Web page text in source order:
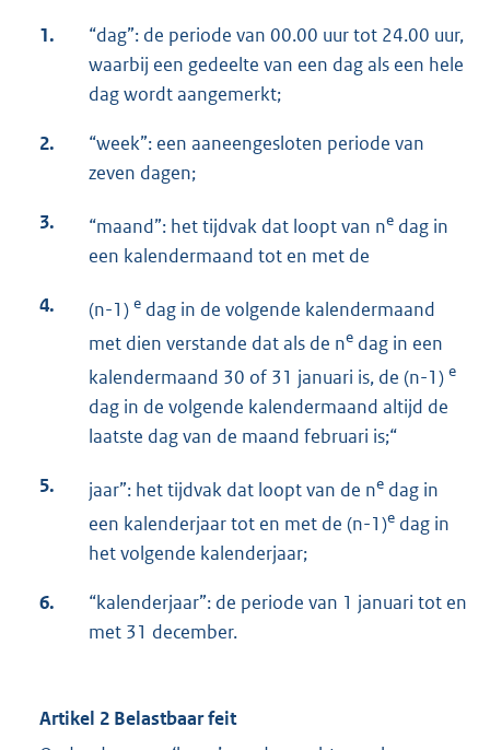
1.
“dag”: de periode van 00.00 uur tot 24.00 uur,
waarbij een gedeelte van een dag als een hele
dag wordt aangemerkt;
2.
“week”: een aaneengesloten periode van
zeven dagen;
3. “maand”: het tijdvak dat loopt van ne dag in
een kalendermaand tot en met de
4. (n-1) e dag in de volgende kalendermaand
met dien verstande dat als de ne dag in een
kalendermaand 30 of 31 januari is, de (n-1) e
dag in de volgende kalendermaand altijd de
laatste dag van de maand februari is;“
5. jaar”: het tijdvak dat loopt van de ne dag in
een kalenderjaar tot en met de (n-1)e dag in
het volgende kalenderjaar;
6.
“kalenderjaar”: de periode van 1 januari tot en
met 31 december.
Artikel 2 Belastbaar feit